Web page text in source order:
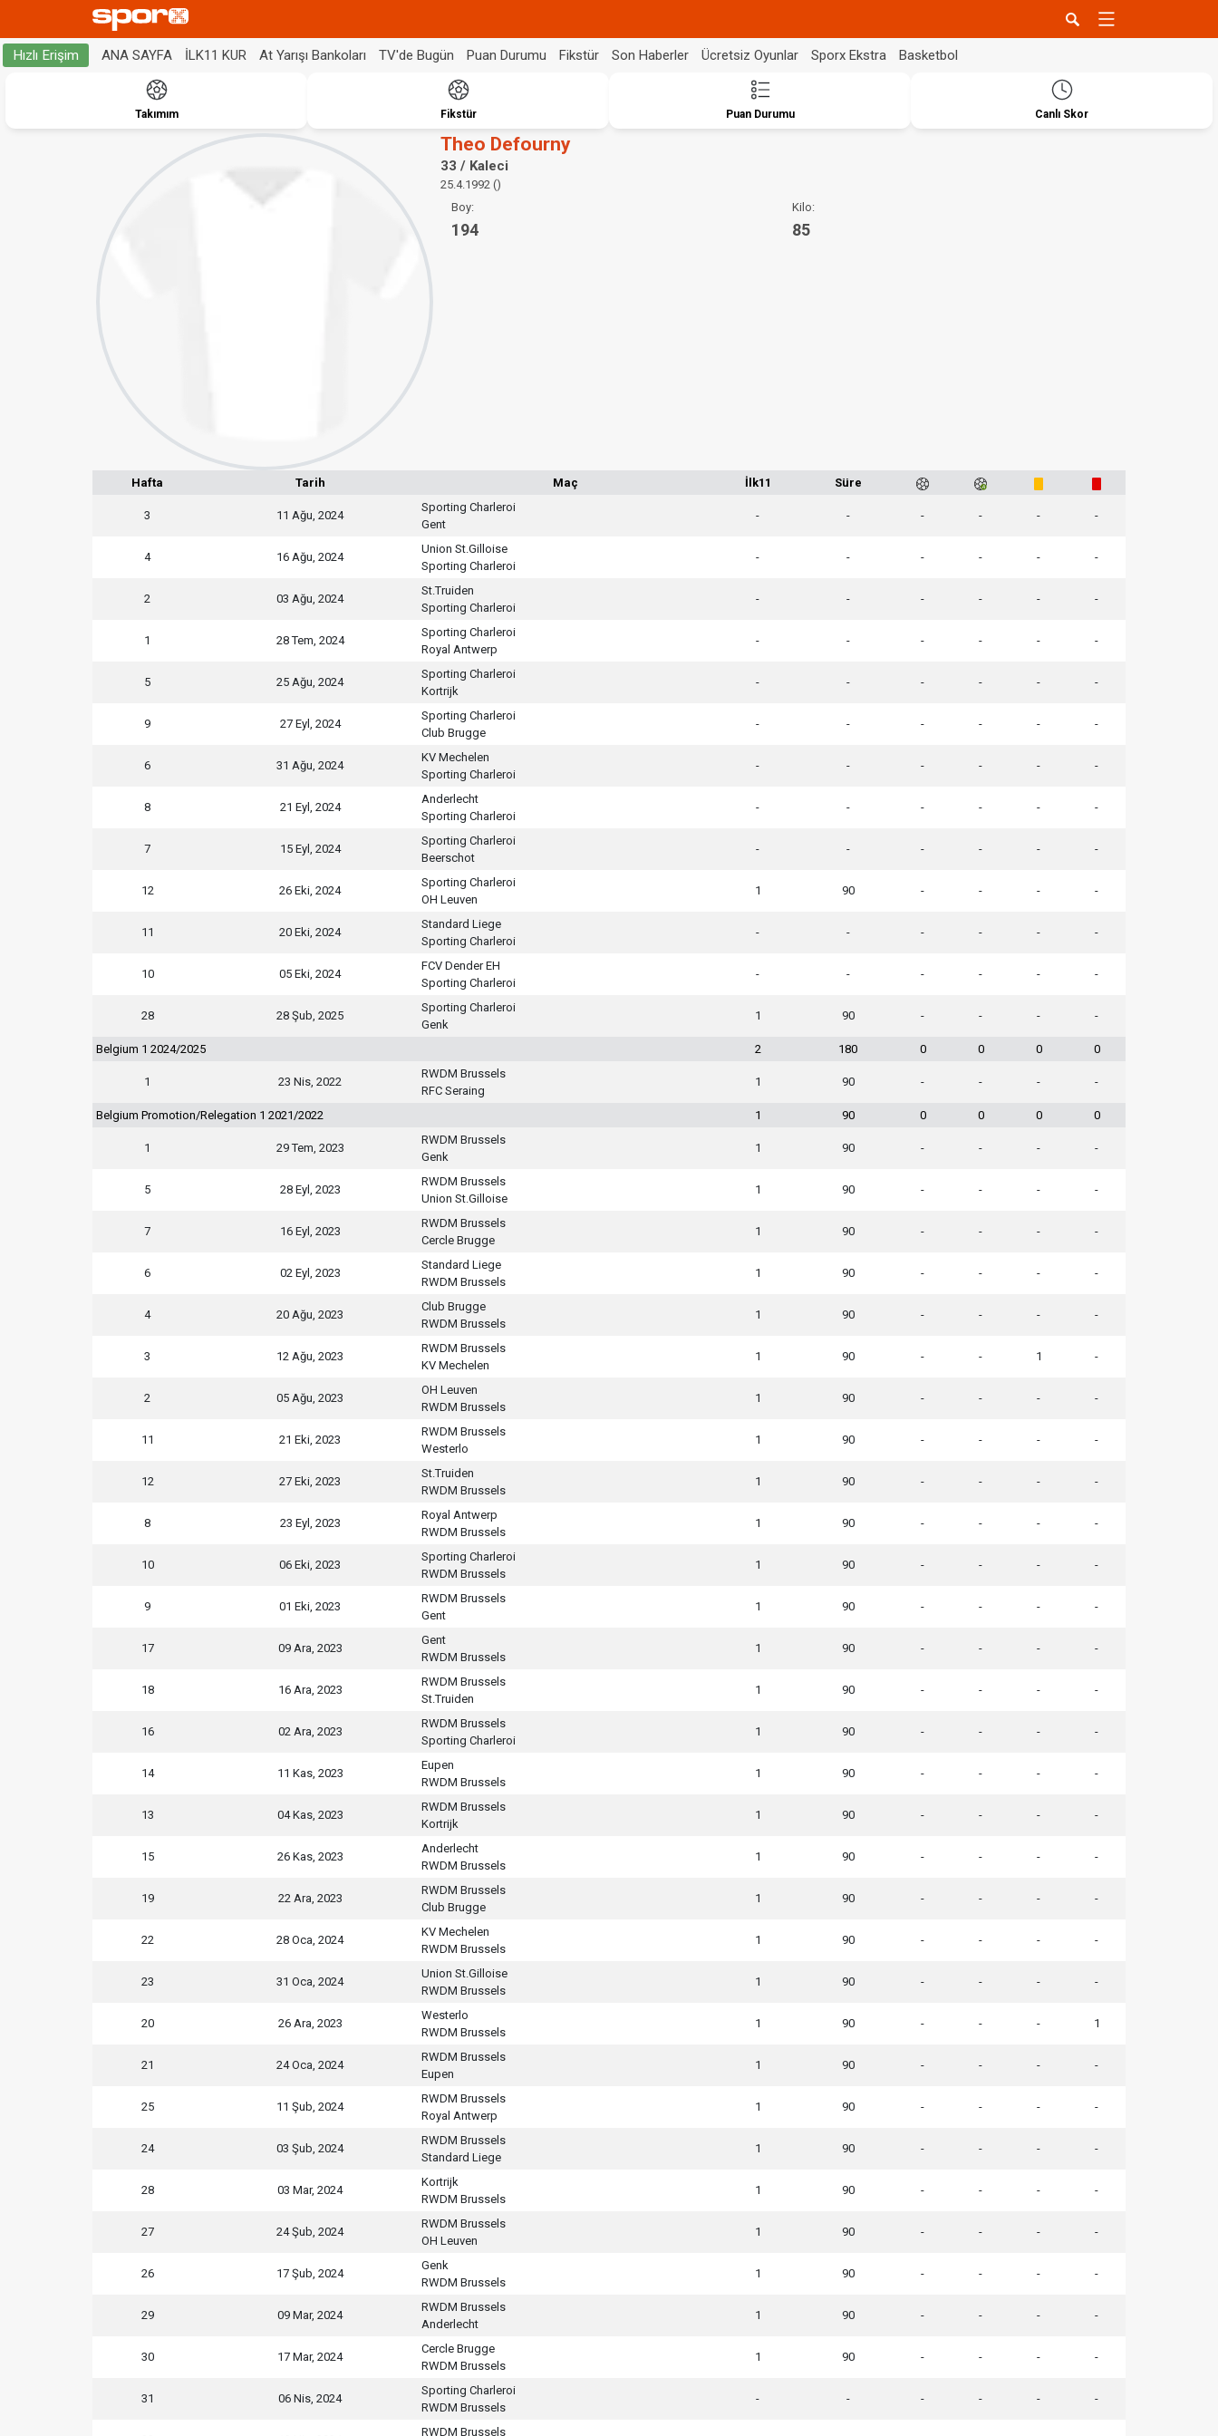
Hızlı Erişim ANA SAYFA İLK11 KUR At Yarışı Bankoları TV'de Bugün Puan Durumu Fikstür Son Haberler Ücretsiz Oyunlar Sporx Ekstra Basketbol
Takımım Fikstür Puan Durumu Canlı Skor
Theo Defourny
33 / Kaleci
25.4.1992 ()
Boy:
194
Kilo:
85
Hafta Tarih Maç İlk11 Süre
3 11 Ağu, 2024
Sporting Charleroi
Gent
- - - - - -
4 16 Ağu, 2024
Union St.Gilloise
Sporting Charleroi
- - - - - -
2 03 Ağu, 2024
St.Truiden
Sporting Charleroi
- - - - - -
1 28 Tem, 2024
Sporting Charleroi
Royal Antwerp
- - - - - -
5 25 Ağu, 2024
Sporting Charleroi
Kortrijk
- - - - - -
9 27 Eyl, 2024
Sporting Charleroi
Club Brugge
- - - - - -
6 31 Ağu, 2024
KV Mechelen
Sporting Charleroi
- - - - - -
8 21 Eyl, 2024
Anderlecht
Sporting Charleroi
- - - - - -
7 15 Eyl, 2024
Sporting Charleroi
Beerschot
- - - - - -
12 26 Eki, 2024
Sporting Charleroi
OH Leuven
1 90 - - - -
11 20 Eki, 2024
Standard Liege
Sporting Charleroi
- - - - - -
10 05 Eki, 2024
FCV Dender EH
Sporting Charleroi
- - - - - -
28 28 Şub, 2025
Sporting Charleroi
Genk
1 90 - - - -
Belgium 1 2024/2025 2 180 0 0 0 0
1 23 Nis, 2022
RWDM Brussels
RFC Seraing
1 90 - - - -
Belgium Promotion/Relegation 1 2021/2022 1 90 0 0 0 0
1 29 Tem, 2023
RWDM Brussels
Genk
1 90 - - - -
5 28 Eyl, 2023
RWDM Brussels
Union St.Gilloise
1 90 - - - -
7 16 Eyl, 2023
RWDM Brussels
Cercle Brugge
1 90 - - - -
6 02 Eyl, 2023
Standard Liege
RWDM Brussels
1 90 - - - -
4 20 Ağu, 2023
Club Brugge
RWDM Brussels
1 90 - - - -
3 12 Ağu, 2023
RWDM Brussels
KV Mechelen
1 90 - - 1 -
2 05 Ağu, 2023
OH Leuven
RWDM Brussels
1 90 - - - -
11 21 Eki, 2023
RWDM Brussels
Westerlo
1 90 - - - -
12 27 Eki, 2023
St.Truiden
RWDM Brussels
1 90 - - - -
8 23 Eyl, 2023
Royal Antwerp
RWDM Brussels
1 90 - - - -
10 06 Eki, 2023
Sporting Charleroi
RWDM Brussels
1 90 - - - -
9 01 Eki, 2023
RWDM Brussels
Gent
1 90 - - - -
17 09 Ara, 2023
Gent
RWDM Brussels
1 90 - - - -
18 16 Ara, 2023
RWDM Brussels
St.Truiden
1 90 - - - -
16 02 Ara, 2023
RWDM Brussels
Sporting Charleroi
1 90 - - - -
14 11 Kas, 2023
Eupen
RWDM Brussels
1 90 - - - -
13 04 Kas, 2023
RWDM Brussels
Kortrijk
1 90 - - - -
15 26 Kas, 2023
Anderlecht
RWDM Brussels
1 90 - - - -
19 22 Ara, 2023
RWDM Brussels
Club Brugge
1 90 - - - -
22 28 Oca, 2024
KV Mechelen
RWDM Brussels
1 90 - - - -
23 31 Oca, 2024
Union St.Gilloise
RWDM Brussels
1 90 - - - -
20 26 Ara, 2023
Westerlo
RWDM Brussels
1 90 - - - 1
21 24 Oca, 2024
RWDM Brussels
Eupen
1 90 - - - -
25 11 Şub, 2024
RWDM Brussels
Royal Antwerp
1 90 - - - -
24 03 Şub, 2024
RWDM Brussels
Standard Liege
1 90 - - - -
28 03 Mar, 2024
Kortrijk
RWDM Brussels
1 90 - - - -
27 24 Şub, 2024
RWDM Brussels
OH Leuven
1 90 - - - -
26 17 Şub, 2024
Genk
RWDM Brussels
1 90 - - - -
29 09 Mar, 2024
RWDM Brussels
Anderlecht
1 90 - - - -
30 17 Mar, 2024
Cercle Brugge
RWDM Brussels
1 90 - - - -
31 06 Nis, 2024
Sporting Charleroi
RWDM Brussels
- - - - - -
RWDM Brussels